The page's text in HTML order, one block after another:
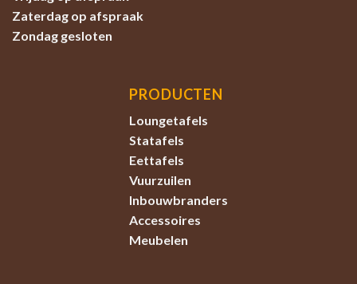
Zaterdag op afspraak
Zondag gesloten
PRODUCTEN
Loungetafels
Statafels
Eettafels
Vuurzuilen
Inbouwbranders
Accessoires
Meubelen